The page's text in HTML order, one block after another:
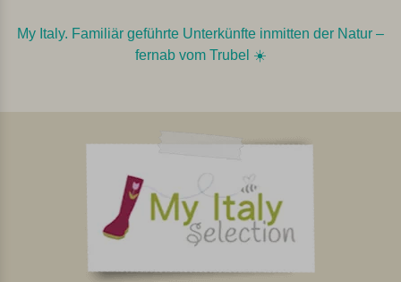
My Italy. Familiär geführte Unterkünfte inmitten der Natur –
fernab vom Trubel ☀️️️